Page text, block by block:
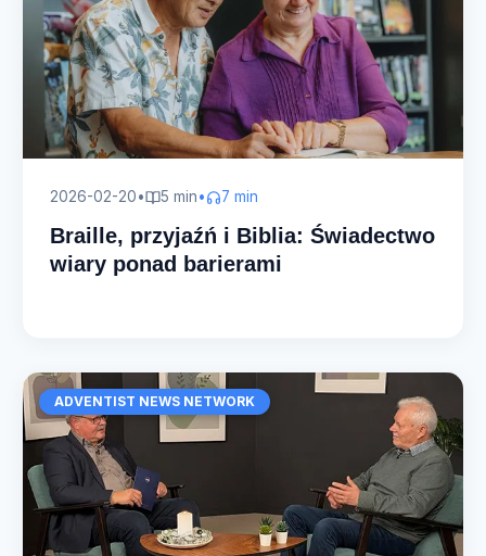
2026-02-20• 5 min• 7 min
Braille, przyjaźń i Biblia: Świadectwo
wiary ponad barierami
ADVENTIST NEWS NETWORK